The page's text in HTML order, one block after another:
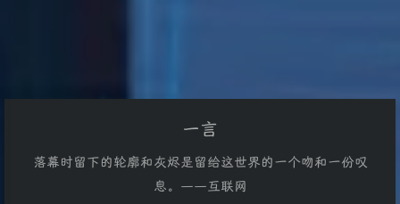
一言
落幕时留下的轮廓和灰烬是留给这世界的一个吻和一份叹
息。——互联网